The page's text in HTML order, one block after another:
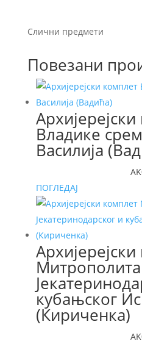
Слични предмети
Повезани
Владике
Василија
ПОГЛЕДАЈ
Митрополита
кубањског
(Кириченка)